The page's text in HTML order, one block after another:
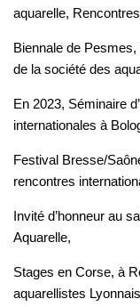
aquarelle,
Biennale de Pesmes,
de la société des
En 2023, Séminaire
internationales à
Festival Bresse/
rencontres
Invité d’honneur au
Aquarelle,
Stages en Corse, à
aquarellistes